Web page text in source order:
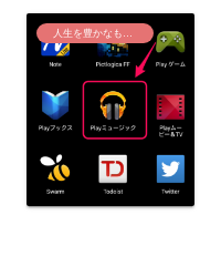
人生を豊かなものに